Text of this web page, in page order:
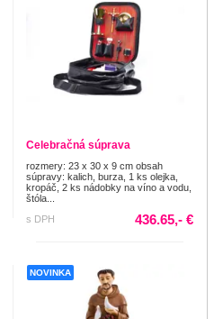
Celebračná súprava
rozmery: 23 x 30 x 9 cm obsah
súpravy: kalich, burza, 1 ks olejka,
kropáč, 2 ks nádobky na víno a vodu,
štóla...
s DPH
436.65,- €
NOVINKA